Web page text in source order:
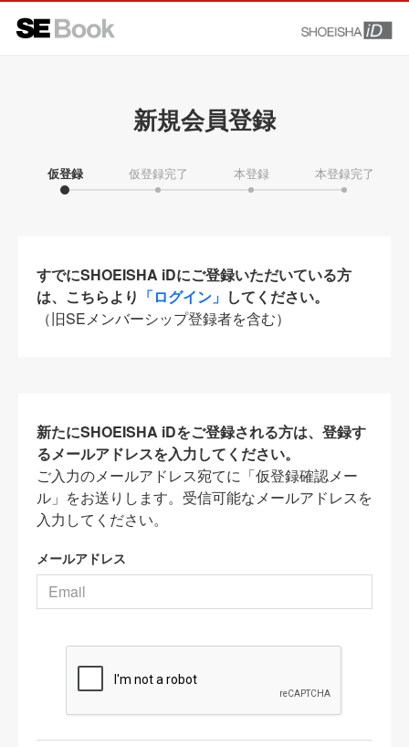
新規会員登録
仮登録 仮登録完了 本登録 本登録完了
すでにSHOEISHA iDにご登録いただいている方
は、こちらより 「ログイン」 してください。
（旧SEメンバーシップ登録者を含む）
新たにSHOEISHA iDをご登録される方は、登録す
るメールアドレスを入力してください。
ご入力のメールアドレス宛てに「仮登録確認メー
ル」をお送りします。受信可能なメールアドレスを
入力してください。
メールアドレス